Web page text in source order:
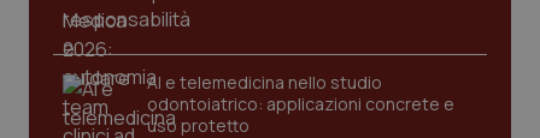
AI e telemedicina nello studio
odontoiatrico: applicazioni concrete e
uso protetto